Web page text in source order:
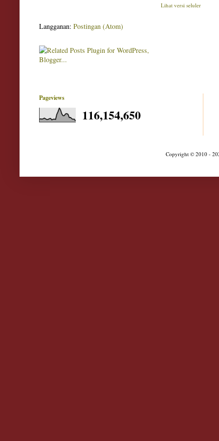
Lihat versi seluler
Langganan: Postingan (Atom)
Pageviews
116,154,650
Copyright © 2010 -